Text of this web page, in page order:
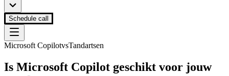
Schedule call
Microsoft CopilotvsTandartsen
Is Microsoft Copilot geschikt voor jouw